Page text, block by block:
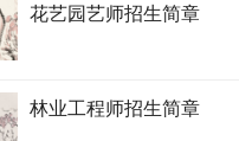
花艺园艺师招生简章
林业工程师招生简章